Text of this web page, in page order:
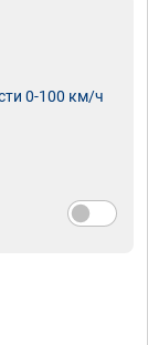
0-100 км/ч